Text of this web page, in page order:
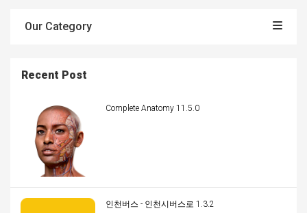
Our Category
Recent Post
Complete Anatomy 11.5.0
인천버스 - 인천시버스로 1.3.2